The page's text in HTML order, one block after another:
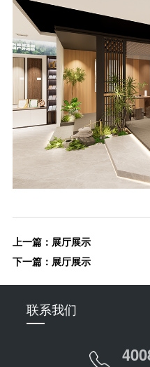
上一篇： 展厅展示
下一篇： 展厅展示
联系我们